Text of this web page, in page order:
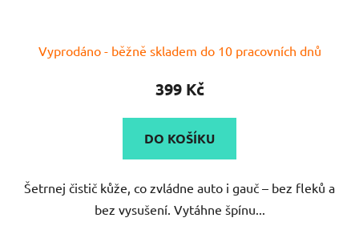
Vyprodáno - běžně skladem do 10 pracovních dnů
399 Kč
DO KOŠÍKU
Šetrnej čistič kůže, co zvládne auto i gauč – bez fleků a
bez vysušení. Vytáhne špínu...